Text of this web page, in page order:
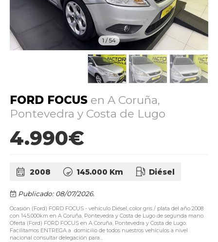
1 /54
FORD FOCUS en A Coruña,
Pontevedra y Costa de Lugo
4.990€
2008 145.000 Km Diésel
Publicado: 08/07/2026.
Ocasión (Ford) FORD FOCUS - vehículo Diésel, color gris / plata del año 2008
con 145.000km en A Coruña, Pontevedra y Costa de Lugo de segunda mano.
Oferta (Ford) FORD FOCUS en A Coruña, Pontevedra y Costa de Lugo.
Facilitamos ENTREGA a domicilio de todos nuestros vehículos a nivel
nacional consultar delegación para...